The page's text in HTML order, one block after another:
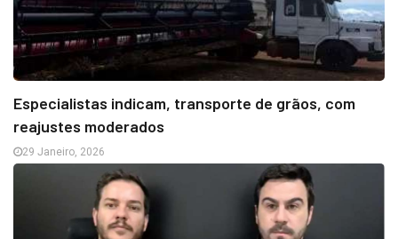
Especialistas indicam, transporte de grãos, com
reajustes moderados
29 Janeiro, 2026